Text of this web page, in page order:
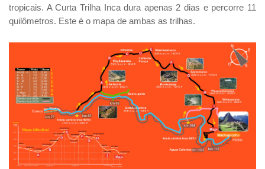
tropicais. A Curta Trilha Inca dura apenas 2 dias e percorre 11
quilômetros. Este é o mapa de ambas as trilhas.